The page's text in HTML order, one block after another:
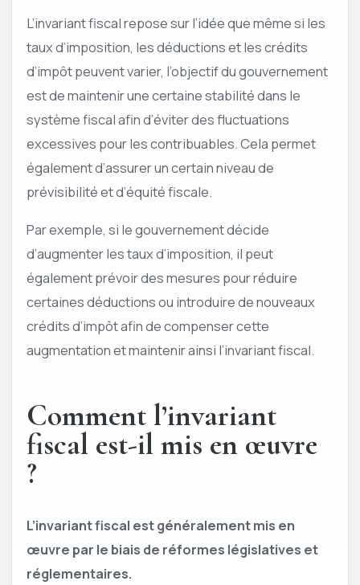
L’invariant fiscal repose sur l’idée que même si les
taux d’imposition, les déductions et les crédits
d’impôt peuvent varier, l’objectif du gouvernement
est de maintenir une certaine stabilité dans le
système fiscal afin d’éviter des fluctuations
excessives pour les contribuables. Cela permet
également d’assurer un certain niveau de
prévisibilité et d’équité fiscale.
Par exemple, si le gouvernement décide
d’augmenter les taux d’imposition, il peut
également prévoir des mesures pour réduire
certaines déductions ou introduire de nouveaux
crédits d’impôt afin de compenser cette
augmentation et maintenir ainsi l’invariant fiscal.
Comment l’invariant
fiscal est-il mis en œuvre
?
L’invariant fiscal est généralement mis en
œuvre par le biais de réformes législatives et
réglementaires.